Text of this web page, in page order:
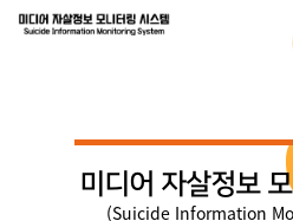
미디어 자살정보
(Suicide Information